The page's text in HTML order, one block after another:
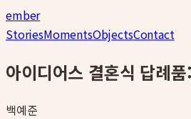
ember
StoriesMomentsObjectsContact
아이디어스 결혼식 답례
백예준